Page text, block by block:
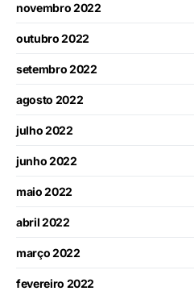
novembro 2022
outubro 2022
setembro 2022
agosto 2022
julho 2022
junho 2022
maio 2022
abril 2022
março 2022
fevereiro 2022